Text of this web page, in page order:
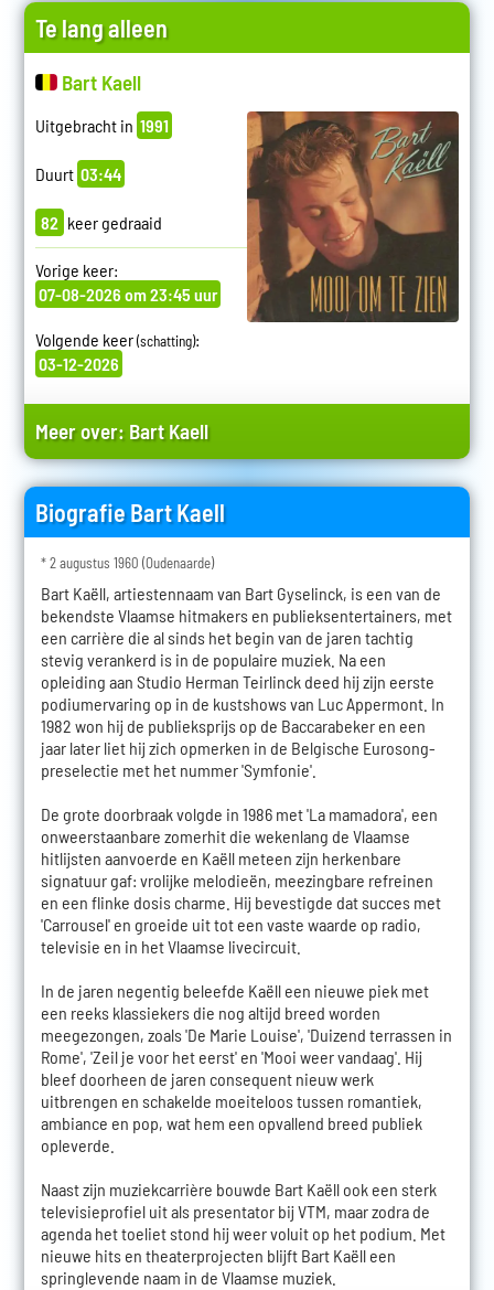
Te lang alleen
Bart Kaell
Uitgebracht in 1991
Duurt 03:44
82 keer gedraaid
Vorige keer:
07-08-2026 om 23:45 uur
Volgende keer(schatting):
03-12-2026
Meer over: Bart Kaell
Biografie Bart Kaell
* 2 augustus 1960 (Oudenaarde)
Bart Kaëll, artiestennaam van Bart Gyselinck, is een van de
bekendste Vlaamse hitmakers en publieksentertainers, met
een carrière die al sinds het begin van de jaren tachtig
stevig verankerd is in de populaire muziek. Na een
opleiding aan Studio Herman Teirlinck deed hij zijn eerste
podiumervaring op in de kustshows van Luc Appermont. In
1982 won hij de publieksprijs op de Baccarabeker en een
jaar later liet hij zich opmerken in de Belgische Eurosong-
preselectie met het nummer 'Symfonie'.
De grote doorbraak volgde in 1986 met 'La mamadora', een
onweerstaanbare zomerhit die wekenlang de Vlaamse
hitlijsten aanvoerde en Kaëll meteen zijn herkenbare
signatuur gaf: vrolijke melodieën, meezingbare refreinen
en een flinke dosis charme. Hij bevestigde dat succes met
'Carrousel' en groeide uit tot een vaste waarde op radio,
televisie en in het Vlaamse livecircuit.
In de jaren negentig beleefde Kaëll een nieuwe piek met
een reeks klassiekers die nog altijd breed worden
meegezongen, zoals 'De Marie Louise', 'Duizend terrassen in
Rome', 'Zeil je voor het eerst' en 'Mooi weer vandaag'. Hij
bleef doorheen de jaren consequent nieuw werk
uitbrengen en schakelde moeiteloos tussen romantiek,
ambiance en pop, wat hem een opvallend breed publiek
opleverde.
Naast zijn muziekcarrière bouwde Bart Kaëll ook een sterk
televisieprofiel uit als presentator bij VTM, maar zodra de
agenda het toeliet stond hij weer voluit op het podium. Met
nieuwe hits en theaterprojecten blijft Bart Kaëll een
springlevende naam in de Vlaamse muziek.